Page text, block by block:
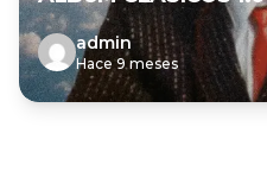
admin
Hace 9 meses